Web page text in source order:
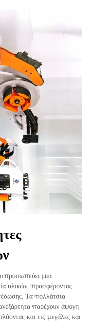
μια
υλικών, προσφέροντας
Τα πολλάτσια
παρέχουν άψογη
και τις μεγάλες και